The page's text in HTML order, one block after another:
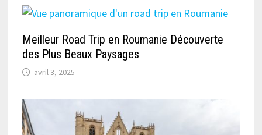
Meilleur Road Trip en Roumanie Découverte
des Plus Beaux Paysages
avril 3, 2025